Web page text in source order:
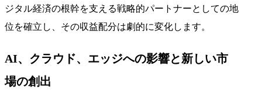
ジタル経済の根幹を支える戦略的パートナーとしての地
位を確立し、その収益配分は劇的に変化します。
AI、クラウド、エッジへの影響と新しい市
場の創出